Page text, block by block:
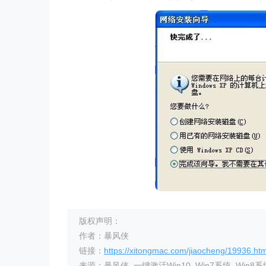
版权声明：
作者：暴风侠
链接： https://xitongmac.com/jiaocheng/